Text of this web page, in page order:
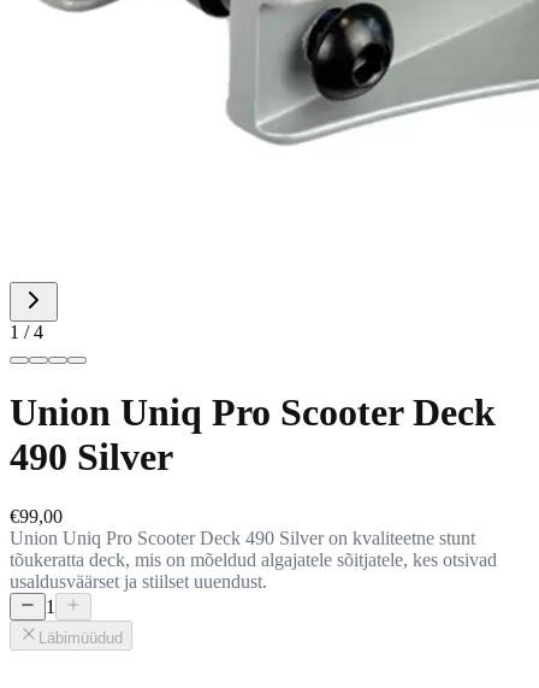
1 / 4
Union Uniq Pro Scooter Deck
490 Silver
€99,00
Union Uniq Pro Scooter Deck 490 Silver on kvaliteetne stunt
tõukeratta deck, mis on mõeldud algajatele sõitjatele, kes otsivad
usaldusväärset ja stiilset uuendust.
1
Läbimüüdud